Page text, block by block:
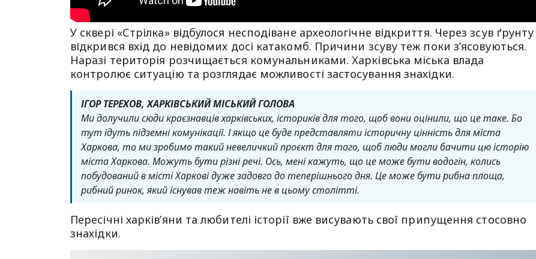
У сквері «Стрілка» відбулося несподіване археологічне відкриття. Через зсув ґрунту
відкрився вхід до невідомих досі катакомб. Причини зсуву теж поки з’ясовуються.
Наразі територія розчищається комунальниками. Харківська міська влада
контролює ситуацію та розглядає можливості застосування знахідки.
ІГОР ТЕРЕХОВ, ХАРКІВСЬКИЙ МІСЬКИЙ ГОЛОВА
Ми долучили сюди краєзнавців харківських, істориків для того, щоб вони оцінили, що це таке. Бо
тут ідуть підземні комунікації. І якщо це буде представляти історичну цінність для міста
Харкова, то ми зробимо такий невеличкий проєкт для того, щоб люди могли бачити цю історію
міста Харкова. Можуть бути різні речі. Ось, мені кажуть, що це може бути водогін, колись
побудований в місті Харкові дуже задовго до теперішнього дня. Це може бути рибна площа,
рибний ринок, який існував теж навіть не в цьому столітті.
Пересічні харків’яни та любителі історії вже висувають свої припущення стосовно
знахідки.